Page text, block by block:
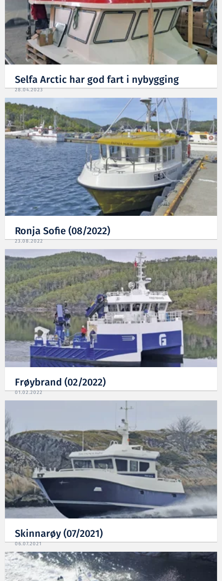
Selfa Arctic har god fart i nybygging
28.04.2023
Ronja Sofie (08/2022)
23.08.2022
Frøybrand (02/2022)
01.02.2022
Skinnarøy (07/2021)
06.07.2021